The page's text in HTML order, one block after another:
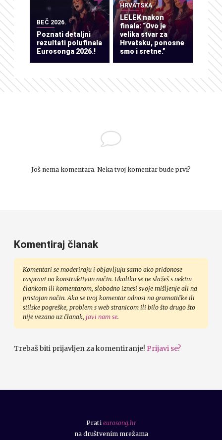
BEČ 2026.
Poznati detaljni
rezultati polufinala
Eurosonga 2026.!
HRVATSKA
LELEK nakon
finala: “Ovo je
velika stvar za
Hrvatsku, ponosne
smo i sretne.”
Još nema komentara. Neka tvoj komentar bude prvi?
Komentiraj članak
Komentari se moderiraju i objavljuju samo ako pridonose
raspravi na konstruktivan način. Ukoliko se ne slažeš s nekim
člankom ili komentarom, slobodno iznesi svoje mišljenje ali na
pristojan način. Ako se tvoj komentar odnosi na gramatičke ili
stilske pogreške, problem s web stranicom ili bilo što drugo što
nije vezano uz članak, javi nam se.
Trebaš biti prijavljen za komentiranje! Prijavi se?
Prati eurosong.hr
na društvenim mrežama